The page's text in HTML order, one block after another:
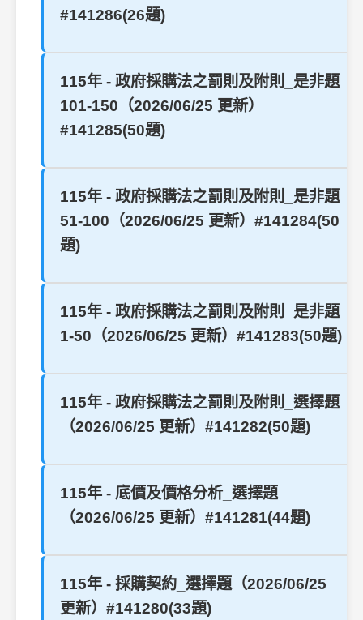
#141286(26題)
115年 - 政府採購法之罰則及附則_是非題
101-150（2026/06/25 更新）
#141285(50題)
115年 - 政府採購法之罰則及附則_是非題
51-100（2026/06/25 更新）#141284(50
題)
115年 - 政府採購法之罰則及附則_是非題
1-50（2026/06/25 更新）#141283(50題)
115年 - 政府採購法之罰則及附則_選擇題
（2026/06/25 更新）#141282(50題)
115年 - 底價及價格分析_選擇題
（2026/06/25 更新）#141281(44題)
115年 - 採購契約_選擇題（2026/06/25
更新）#141280(33題)